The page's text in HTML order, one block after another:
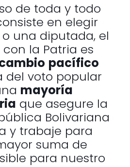
de toda y todo
en elegir
una diputada, el
la Patria es
pacífico
del voto popular
mayoría
que asegure la
Bolivariana
y trabaje para
suma de
para nuestro